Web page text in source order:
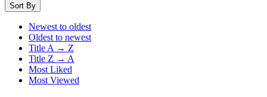
Sort By
Newest to oldest
Oldest to newest
Title A → Z
Title Z → A
Most Liked
Most Viewed